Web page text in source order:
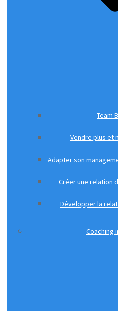
Team
Vendre plus et
Adapter son
Créer une relation
Développer la
Coaching